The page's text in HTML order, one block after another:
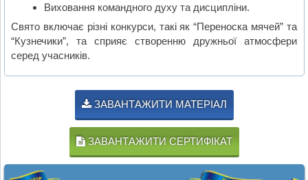
Виховання командного духу та дисципліни.
Свято включає різні конкурси, такі як “Переноска мячей” та
“Кузнечики”, та сприяє створенню дружньої атмосфери
серед учасників.
ЗАВАНТАЖИТИ МАТЕРІАЛ
ЗАВАНТАЖИТИ СЕРТИФІКАТ